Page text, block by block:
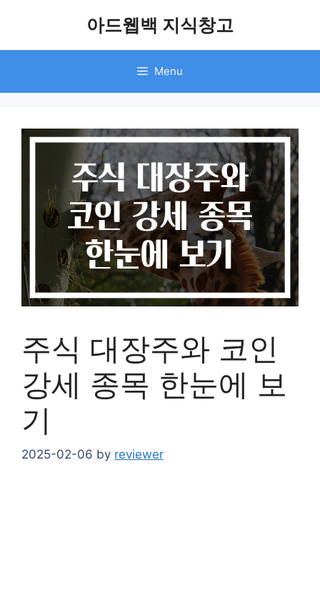
아드웹백 지식창고
Menu
주식 대장주와 코인
강세 종목 한눈에 보
기
2025-02-06 by reviewer